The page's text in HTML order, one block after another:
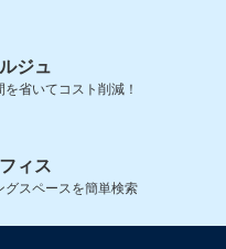
ジュ
省いてコスト削減！
ィス
グスペースを簡単検索